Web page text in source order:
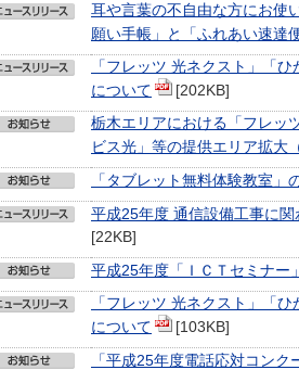
耳や言葉の不自由な方にお使
願い手帳」と「ふれあい速達
「フレッツ 光ネクスト」「
について
[202KB]
栃木エリアにおける「フレッ
ビス光」等の提供エリア拡大
「タブレット無料体験教室
平成25年度 通信設備工事に
[22KB]
平成25年度「ＩＣＴセミナー
「フレッツ 光ネクスト」「
について
[103KB]
「平成25年度電話応対コン